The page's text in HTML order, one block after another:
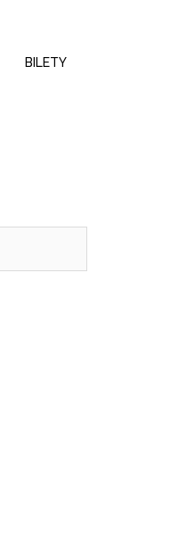
BILETY